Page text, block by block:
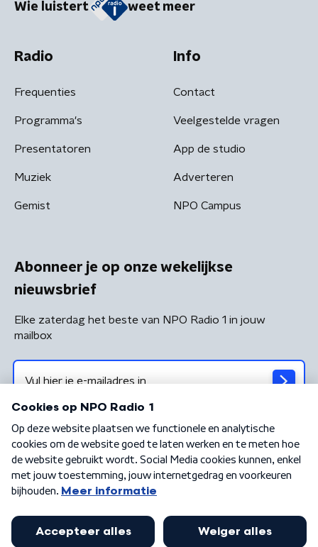
Wie luistert weet meer
Radio
Frequenties
Programma's
Presentatoren
Muziek
Gemist
Info
Contact
Veelgestelde vragen
App de studio
Adverteren
NPO Campus
Abonneer je op onze wekelijkse
nieuwsbrief
Elke zaterdag het beste van NPO Radio 1 in jouw
mailbox
Algemene voorwaarden